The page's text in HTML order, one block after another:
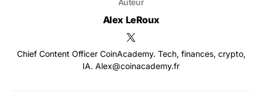
Auteur
Alex LeRoux
Chief Content Officer CoinAcademy. Tech, finances, crypto,
IA. Alex@coinacademy.fr